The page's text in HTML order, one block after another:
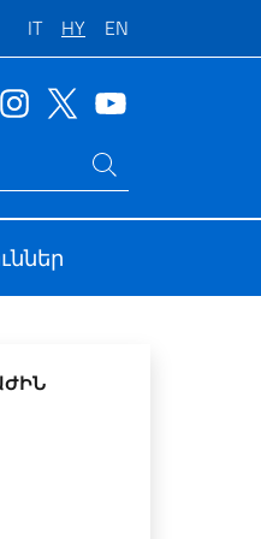
IT HY EN
live